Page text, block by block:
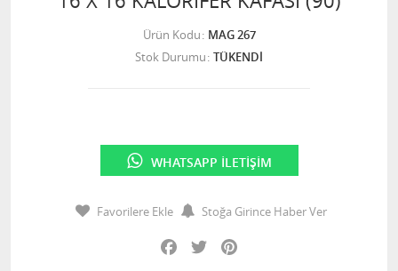
Ürün Kodu MAG 267
Stok Durumu TÜKENDİ
WHATSAPP İLETIŞIM
Favorilere Ekle
Stoğa Girince Haber Ver
Facebook
Twitter